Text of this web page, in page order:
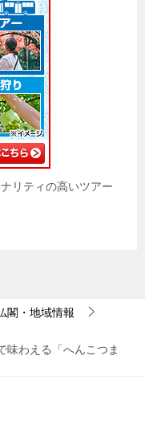
リティの高いツアー
閣・地域情報
味わえる「へんこつま